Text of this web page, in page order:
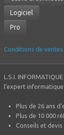
Logiciel
Pro
Conditions de ventes
L.S.I. INFORMATIQUE
l’expert
Plus de 26 ans
Plus de 10 000
Conseils et devis